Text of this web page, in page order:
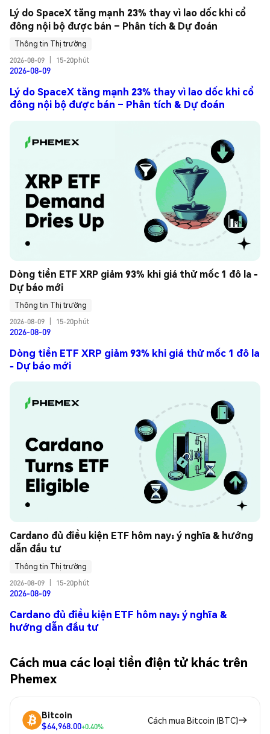
Lý do SpaceX tăng mạnh 23% thay vì lao dốc khi cổ
đông nội bộ được bán – Phân tích & Dự đoán
Thông tin Thị trường
2026-08-09
15-20phút
2026-08-09
Lý do SpaceX tăng mạnh 23% thay vì lao dốc khi cổ
đông nội bộ được bán – Phân tích & Dự đoán
Dòng tiền ETF XRP giảm 93% khi giá thử mốc 1 đô la -
Dự báo mới
Thông tin Thị trường
2026-08-09
15-20phút
2026-08-09
Dòng tiền ETF XRP giảm 93% khi giá thử mốc 1 đô la
- Dự báo mới
Cardano đủ điều kiện ETF hôm nay: ý nghĩa & hướng
dẫn đầu tư
Thông tin Thị trường
2026-08-09
15-20phút
2026-08-09
Cardano đủ điều kiện ETF hôm nay: ý nghĩa &
hướng dẫn đầu tư
Cách mua các loại tiền điện tử khác trên
Phemex
Bitcoin
$64,968.00+0.40%
Cách mua Bitcoin (BTC)